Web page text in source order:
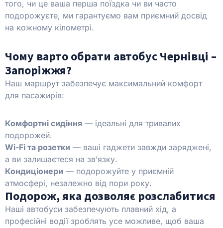
того, чи це ваша перша поїздка чи ви часто
подорожуєте, ми гарантуємо вам приємний досвід
на кожному кілометрі.
Чому варто обрати автобус Чернівці –
Запоріжжя?
Наш маршрут забезпечує максимальний комфорт
для пасажирів:
Комфортні сидіння — ідеальні для тривалих
подорожей.
Wi-Fi та розетки — ваші гаджети завжди заряджені,
а ви залишаєтеся на зв’язку.
Кондиціонери — подорожуйте у приємній
атмосфері, незалежно від пори року.
Подорож, яка дозволяє розслабитися
Наші автобуси забезпечують плавний хід, а
професійні водії зроблять усе можливе, щоб ваша